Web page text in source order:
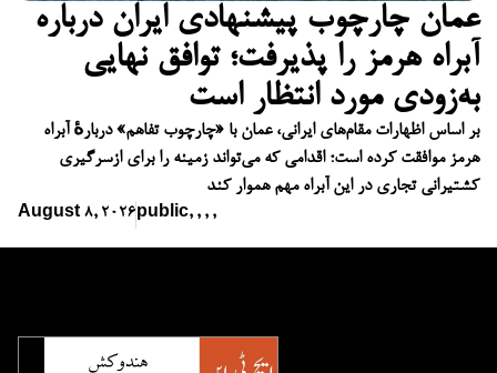
عمان چارچوب پیشنهادی ایران درباره
آبراه هرمز را پذیرفت؛ توافق نهایی
به‌زودی مورد انتظار است
بر اساس اظهارات مقام‌های ایرانی، عمان با «چارچوب تفاهم» دربارهٔ آبراه
هرمز موافقت کرده است؛ اقدامی که می‌تواند زمینه را برای ازسرگیری
کشتیرانی تجاری در این آبراه مهم هموار کند
August 8, 2026 public, , , ,